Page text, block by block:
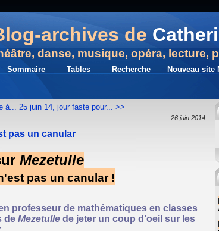
archives de
danse, musique, opéra, lecture,
Sommaire Tables Recherche Nouveau site
à... 25 juin 14, jour faste pour... >>
26 juin 2014
pas un canular
Mezetulle
pas un canular !
professeur de mathématiques en classes
de Mezetulle de jeter un coup d’oeil sur les